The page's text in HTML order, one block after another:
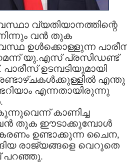
വ്യതിയാനത്തിന്റെ
വന്‍ തുക
ഉള്‍ക്കൊള്ളുന്ന
യു.എസ് പ്രസിഡണ്ട്
ഉടമ്പടിയുമായി
എന്തു
എന്നതായിരുന്നു
കാണിച്ച
തുക ഈടാക്കുമ്പോള്‍
ഉണ്ടാക്കുന്ന ചൈന,
രാജ്യങ്ങളെ വെറുതെ
പറഞ്ഞു.